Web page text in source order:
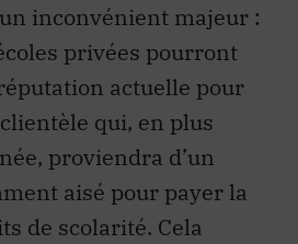
inconvénient majeur :
privées pourront
actuelle pour
qui, en plus
proviendra d’un
aisé pour payer la
de scolarité. Cela